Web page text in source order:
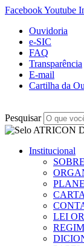
FacebookYoutube
Ouvidoria
e-SIC
FAQ
Transparência
E-mail
Cartilha da
Pesquisar
Institucional
LEI